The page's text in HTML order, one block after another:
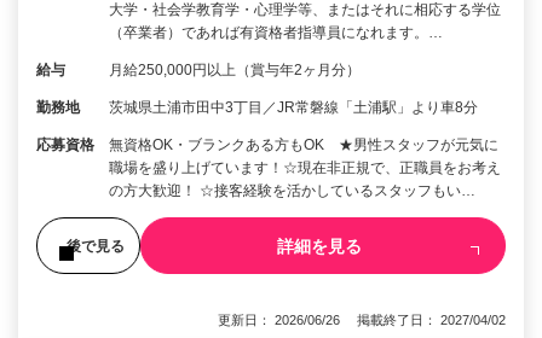
大学・社会学教育学・心理学等、またはそれに相応する学位
（卒業者）であれば有資格者指導員になれます。…
給与 月給250,000円以上（賞与年2ヶ月分）
勤務地 茨城県土浦市田中3丁目／JR常磐線「土浦駅」より車8分
応募資格
無資格OK・ブランクある方もOK ★男性スタッフが元気に
職場を盛り上げています！☆現在非正規で、正職員をお考え
の方大歓迎！ ☆接客経験を活かしているスタッフもい…
後で見る 詳細を見る
更新日： 2026/06/26 掲載終了日： 2027/04/02